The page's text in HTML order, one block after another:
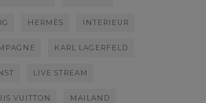
HERMÈS INTERIEUR
KARL LAGERFELD
LIVE STREAM
VUITTON MAILAND